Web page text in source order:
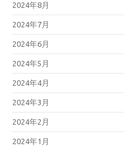
2024年8月
2024年7月
2024年6月
2024年5月
2024年4月
2024年3月
2024年2月
2024年1月